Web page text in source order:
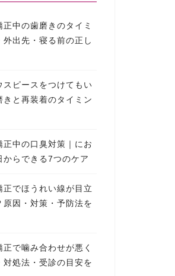
中の歯磨きのタイミ
外出先・寝る前の正し
スピースをつけてもい
きと再装着のタイミン
正中の口臭対策｜にお
からできる7つのケア
正でほうれい線が目立
原因・対策・予防法を
で噛み合わせが悪く
対処法・受診の目安を